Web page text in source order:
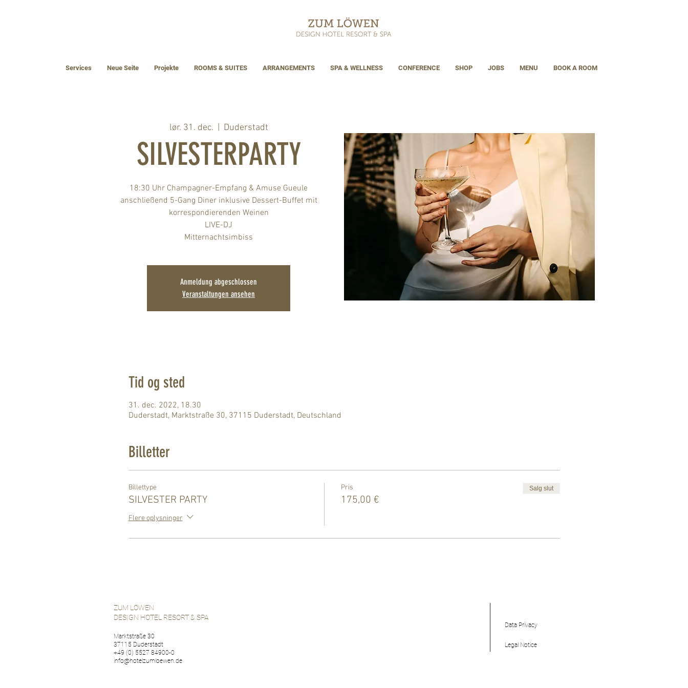
Services Neue Seite Projekte ROOMS & SUITES ARRANGEMENTS SPA & WELLNESS CONFERENCE SHOP JOBS MENU BOOK A ROOM
lør. 31. dec. Duderstadt
SILVESTERPARTY
18:30 Uhr Champagner-Empfang & Amuse Gueule
anschließend 5-Gang Diner inklusive Dessert-Buffet mit
korrespondierenden Weinen
LIVE-DJ
Anmeldung abgeschlossen
Veranstaltungen ansehen
Tid og sted
31. dec. 2022, 18.30
Duderstadt, Marktstraße 30, 37115 Duderstadt, Deutschland
Billetter
Billettype
SILVESTER PARTY
Flere oplysninger
Pris
175,00 €
Salg slut
ZUM LÖWEN
DESIGN HOTEL RESORT & SPA
Marktstraße 30
37115 Duderstadt
+49 (0) 5527 84900-0
info@hotelzumloewen.de
Data Privacy
Legal Notice